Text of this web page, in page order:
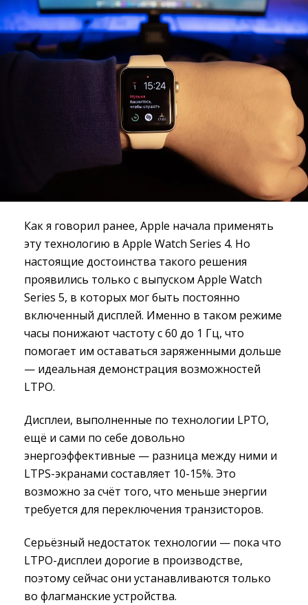
Как я говорил ранее, Apple начала применять
эту технологию в Apple Watch Series 4. Но
настоящие достоинства такого решения
проявились только с выпуском Apple Watch
Series 5, в которых мог быть постоянно
включенный дисплей. Именно в таком режиме
часы понижают частоту с 60 до 1 Гц, что
помогает им оставаться заряженными дольше
— идеальная демонстрация возможностей
LTPO.
Дисплеи, выполненные по технологии LPTO,
ещё и сами по себе довольно
энергоэффективные — разница между ними и
LTPS-экранами составляет 10-15%. Это
возможно за счёт того, что меньше энергии
требуется для переключения транзисторов.
Серьёзный недостаток технологии — пока что
LTPO-дисплеи дорогие в производстве,
поэтому сейчас они устанавливаются только
во флагманские устройства.